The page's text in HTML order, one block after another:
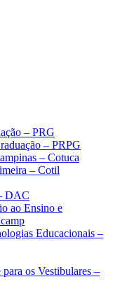
– PRG
– PRPG
– Cotuca
– Cotil
DAC
ao Ensino e
Educacionais –
os Vestibulares –